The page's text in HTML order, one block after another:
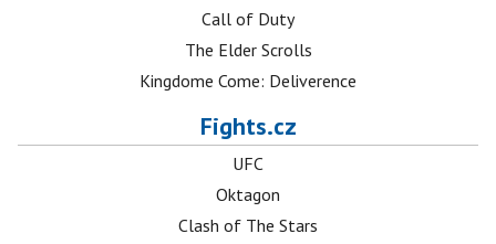
Call of Duty
The Elder Scrolls
Kingdome Come: Deliverence
Fights.cz
UFC
Oktagon
Clash of The Stars